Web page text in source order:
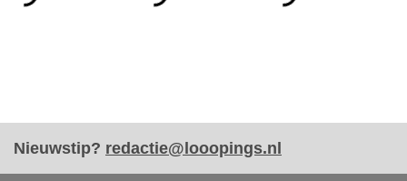
Nieuwstip? redactie@looopings.nl